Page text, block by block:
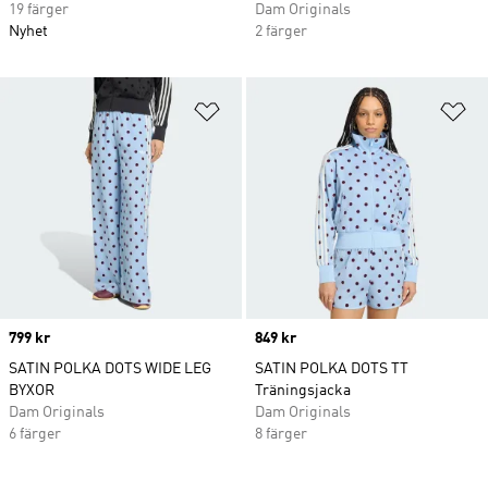
19 färger
Nyhet
Dam Originals
2 färger
Lägg till på önskelistan
Price
799 kr
SATIN POLKA DOTS WIDE LEG
BYXOR
Dam Originals
6 färger
Price
849 kr
SATIN POLKA DOTS TT
Träningsjacka
Dam Originals
8 färger